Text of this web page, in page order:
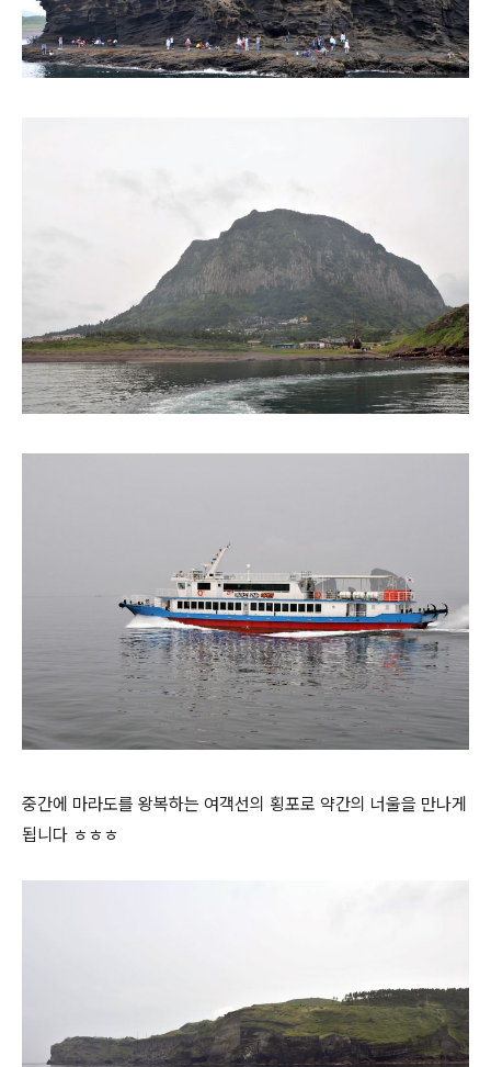
중간에 마라도를 왕복하는 여객선의 횡포로 약간의 너울을 만나게
됩니다 ㅎㅎㅎ